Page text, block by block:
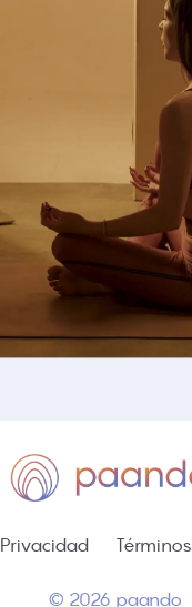
Privacidad Términos
© 2026 paando